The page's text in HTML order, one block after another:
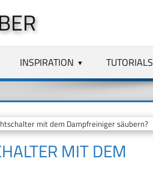
INSPIRATION TUTORIALS
mit dem Dampfreiniger säubern?
MIT DEM